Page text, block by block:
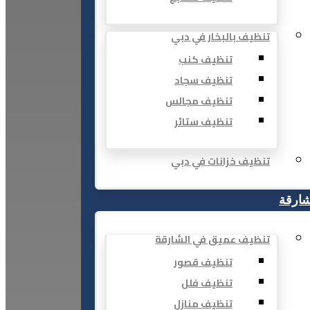
تنظيف بالبخار في دبي
تنظيف كنب
تنظيف سجاد
تنظيف مجالس
تنظيف ستائر
تنظيف خزانات في دبي
تنظيف عميق في الشارقة
تنظيف قصور
تنظيف فلل
تنظيف منازل